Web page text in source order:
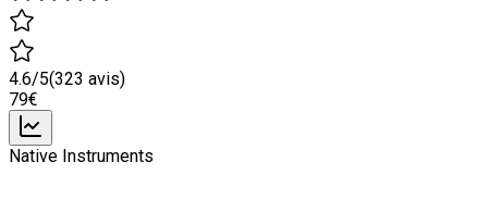
4.6/5(323 avis)
79€
Native Instruments